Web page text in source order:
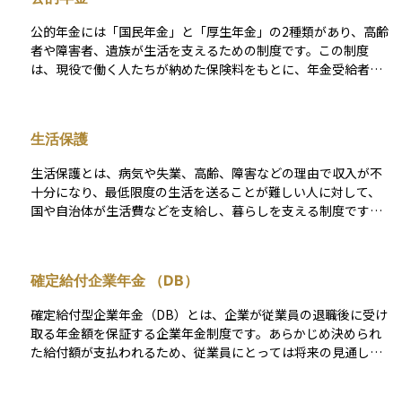
公的年金には「国民年金」と「厚生年金」の2種類があり、高齢
者や障害者、遺族が生活を支えるための制度です。この制度
は、現役で働く人たちが納めた保険料をもとに、年金受給者に
ら老齢基礎年金を受け取ることができます。また、障害を負っ
た場合や生計を支える人が亡くなった場合には、障害基礎年金
や遺族基礎年金を受け取ることができます。 厚生年金は、会社
員や公務員が対象の制度で、国民年金に追加で加入する形にな
ります。保険料は給与に応じて決まり、支払った分に応じて将
き、老齢厚生年金のほかに、障害厚生年金や遺族厚生年金もあ
病気や事故で障害を負った人や、家計を支える人を亡くした遺
族を支援することにもあります。財源は、加入者が納める保険
料と税金の一部で成り立っており、現役世代が高齢者を支える
生活保護
生活保護とは、病気や失業、高齢、障害などの理由で収入が不
十分になり、最低限度の生活を送ることが難しい人に対して、
国や自治体が生活費などを支給し、暮らしを支える制度です。
扶助」、医療費を支給する「医療扶助」、住まいの維持に必要
な「住宅扶助」など、複数の扶助があり、個々の状況に応じて
支給されます。また、原則として資産や働く能力がある場合
は、まずそれを活用することが求められますが、それでも生活
が成り立たないと判断された場合に支給されます。 生活保護を
確定給付企業年金 （DB）
確定給付型企業年金（DB）とは、企業が従業員の退職後に受け
取る年金額を保証する企業年金制度です。あらかじめ決められ
た給付額が支払われるため、従業員にとっては将来の見通しが